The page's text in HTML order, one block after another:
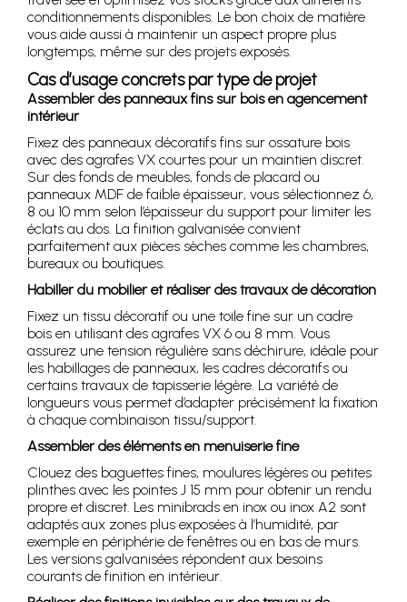
conditionnements disponibles. Le bon choix de matière
vous aide aussi à maintenir un aspect propre plus
longtemps, même sur des projets exposés.
Cas d’usage concrets par type de projet
Assembler des panneaux fins sur bois en agencement
intérieur
Fixez des panneaux décoratifs fins sur ossature bois
avec des agrafes VX courtes pour un maintien discret.
Sur des fonds de meubles, fonds de placard ou
panneaux MDF de faible épaisseur, vous sélectionnez 6,
8 ou 10 mm selon l’épaisseur du support pour limiter les
éclats au dos. La finition galvanisée convient
parfaitement aux pièces sèches comme les chambres,
bureaux ou boutiques.
Habiller du mobilier et réaliser des travaux de décoration
Fixez un tissu décoratif ou une toile fine sur un cadre
bois en utilisant des agrafes VX 6 ou 8 mm. Vous
assurez une tension régulière sans déchirure, idéale pour
les habillages de panneaux, les cadres décoratifs ou
certains travaux de tapisserie légère. La variété de
longueurs vous permet d’adapter précisément la fixation
à chaque combinaison tissu/support.
Assembler des éléments en menuiserie fine
Clouez des baguettes fines, moulures légères ou petites
plinthes avec les pointes J 15 mm pour obtenir un rendu
propre et discret. Les minibrads en inox ou inox A2 sont
adaptés aux zones plus exposées à l’humidité, par
exemple en périphérie de fenêtres ou en bas de murs.
Les versions galvanisées répondent aux besoins
courants de finition en intérieur.